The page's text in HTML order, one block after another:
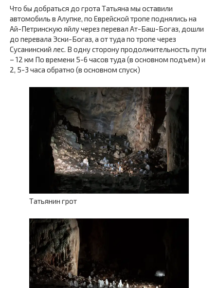
Что бы добраться до грота Татьяна мы оставили
автомобиль в Алупке, по Еврейской тропе поднялись на
Ай-Петринскую яйлу через перевал Ат-Баш-Богаз, дошли
до перевала Эски-Богаз, а от туда по тропе через
Сусанинский лес. В одну сторону продолжительность пути
– 12 км По времени 5-6 часов туда (в основном подъем) и
2, 5-3 часа обратно (в основном спуск)
Татьянин грот